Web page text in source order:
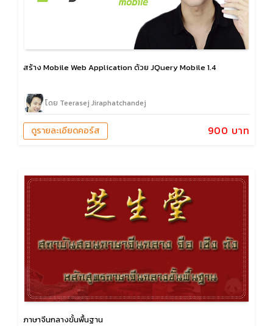
สร้าง Mobile Web Application ด้วย JQuery Mobile 1.4
โดย Teerasej Jiraphatchandej
900 บาท
ดูรายละเอียดคอร์ส
ภาษาจีนกลางขั้นพื้นฐาน